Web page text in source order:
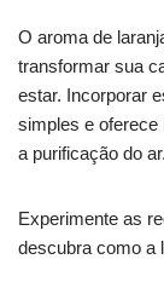
O aroma de
transformar sua
estar. Incorporar
simples e oferece
a purificação do ar.
Experimente as
descubra como a